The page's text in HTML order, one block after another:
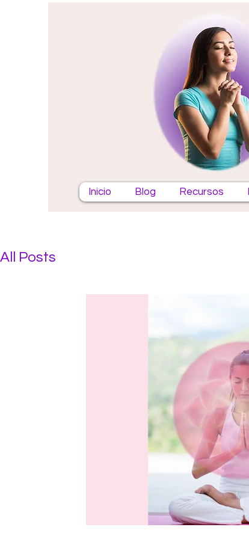
Inicio Blog Recursos
All Posts